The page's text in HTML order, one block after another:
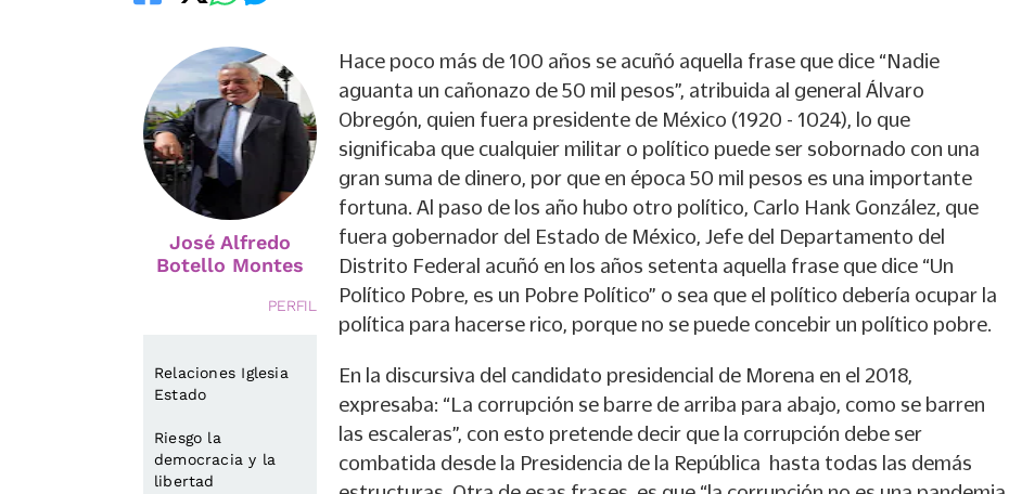
José Alfredo
Botello Montes
PERFIL
Relaciones Iglesia
Estado
Riesgo la
democracia y la
libertad
Hace poco más de 100 años se acuñó aquella frase que dice “Nadie
aguanta un cañonazo de 50 mil pesos”, atribuida al general Álvaro
Obregón, quien fuera presidente de México (1920 - 1024), lo que
significaba que cualquier militar o político puede ser sobornado con una
gran suma de dinero, por que en época 50 mil pesos es una importante
fortuna. Al paso de los año hubo otro político, Carlo Hank González, que
fuera gobernador del Estado de México, Jefe del Departamento del
Distrito Federal acuñó en los años setenta aquella frase que dice “Un
Político Pobre, es un Pobre Político” o sea que el político debería ocupar la
política para hacerse rico, porque no se puede concebir un político pobre.
En la discursiva del candidato presidencial de Morena en el 2018,
expresaba: “La corrupción se barre de arriba para abajo, como se barren
las escaleras”, con esto pretende decir que la corrupción debe ser
combatida desde la Presidencia de la República hasta todas las demás